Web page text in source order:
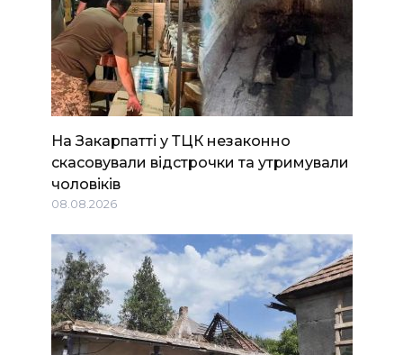
На Закарпатті у ТЦК незаконно
скасовували відстрочки та утримували
чоловіків
08.08.2026